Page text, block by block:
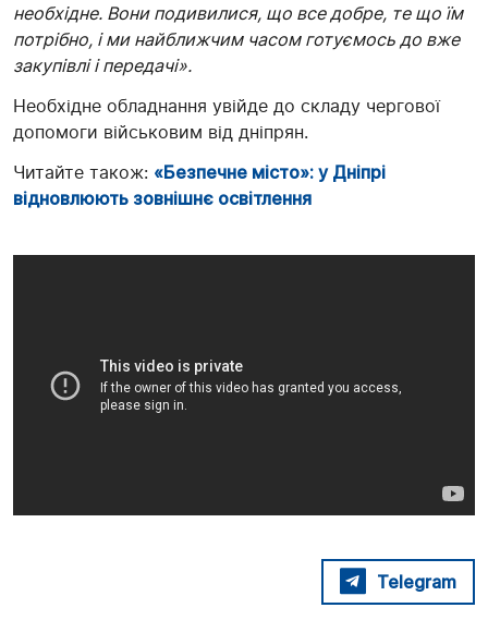
необхідне. Вони подивилися, що все добре, те що їм
потрібно, і ми найближчим часом готуємось до вже
закупівлі і передачі».
Необхідне обладнання увійде до складу чергової
допомоги військовим від дніпрян.
Читайте також: «Безпечне місто»: у Дніпрі
відновлюють зовнішнє освітлення
Telegram